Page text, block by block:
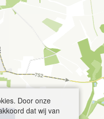
Door onze
dat wij van